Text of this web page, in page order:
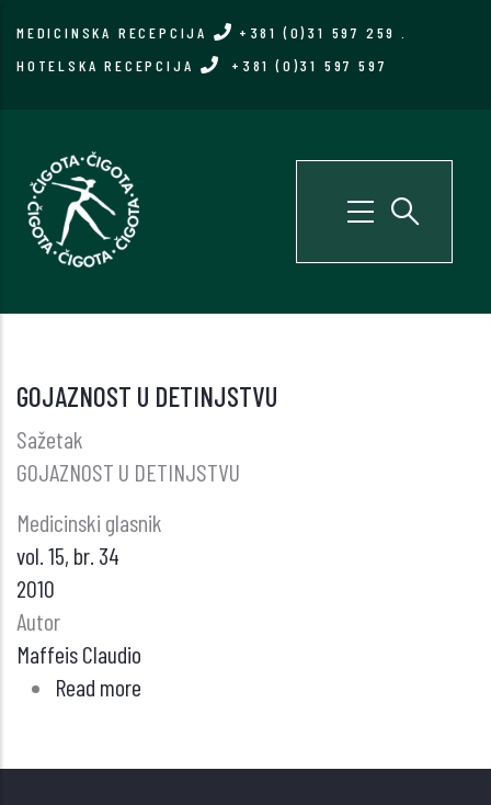
MEDICINSKA RECEPCIJA +381 (0)31 597 259
HOTELSKA RECEPCIJA
+381 (0)31 597 597
GOJAZNOST U DETINJSTVU
Sažetak
GOJAZNOST U DETINJSTVU
Medicinski glasnik
vol. 15, br. 34
2010
Autor
Maffeis Claudio
Read more